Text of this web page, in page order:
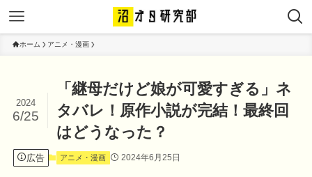
ホーム アニメ・漫画
「継母だけど娘が可愛すぎる」ネ
タバレ！原作小説が完結！最終回
はどうなった？
2024
6/25
広告 アニメ・漫画 2024年6月25日